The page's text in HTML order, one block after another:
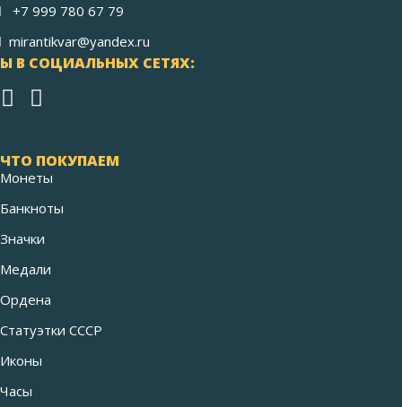
+7 999 780 67 79
mirantikvar@yandex.ru
В СОЦИАЛЬНЫХ СЕТЯХ:
ЧТО ПОКУПАЕМ
Монеты
Банкноты
Значки
Медали
Ордена
Статуэтки СССР
Иконы
Часы